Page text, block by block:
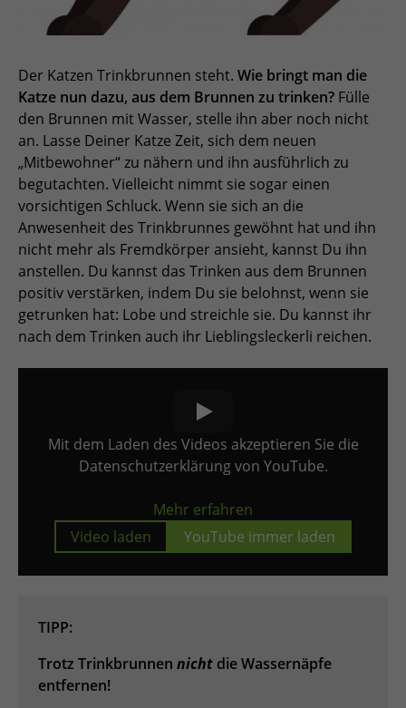
Der Katzen Trinkbrunnen steht. Wie bringt man die
Katze nun dazu, aus dem Brunnen zu trinken? Fülle
den Brunnen mit Wasser, stelle ihn aber noch nicht
an. Lasse Deiner Katze Zeit, sich dem neuen
„Mitbewohner“ zu nähern und ihn ausführlich zu
begutachten. Vielleicht nimmt sie sogar einen
vorsichtigen Schluck. Wenn sie sich an die
Anwesenheit des Trinkbrunnes gewöhnt hat und ihn
nicht mehr als Fremdkörper ansieht, kannst Du ihn
anstellen. Du kannst das Trinken aus dem Brunnen
positiv verstärken, indem Du sie belohnst, wenn sie
getrunken hat: Lobe und streichle sie. Du kannst ihr
nach dem Trinken auch ihr Lieblingsleckerli reichen.
Mit dem Laden des Videos akzeptieren Sie die
Datenschutzerklärung von YouTube.
Mehr erfahren
Video laden
YouTube immer laden
TIPP:
Trotz Trinkbrunnennicht die Wassernäpfe
entfernen!